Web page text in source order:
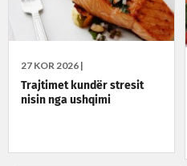
27 KOR 2026 |
Trajtimet kundër stresit
nisin nga ushqimi